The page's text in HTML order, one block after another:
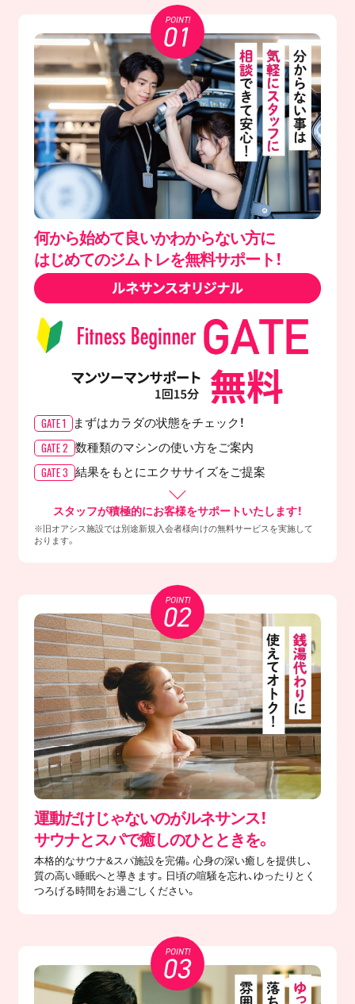
何から始めて良いかわからない方に
はじめてのジムトレを無料サポート！
GATE 1 まずはカラダの状態をチェック！
GATE 2 数種類のマシンの使い方をご案内
GATE 3 結果をもとにエクササイズをご提案
スタッフが積極的にお客様をサポートいたします！
※旧オアシス施設では別途新規入会者様向けの無料サービスを実施して
おります。
運動だけじゃないのがルネサンス！
サウナとスパで癒しのひとときを。
本格的なサウナ&スパ施設を完備。心身の深い癒しを提供し、
質の高い睡眠へと導きます。日頃の喧騒を忘れ、ゆったりとく
つろげる時間をお過ごしください。